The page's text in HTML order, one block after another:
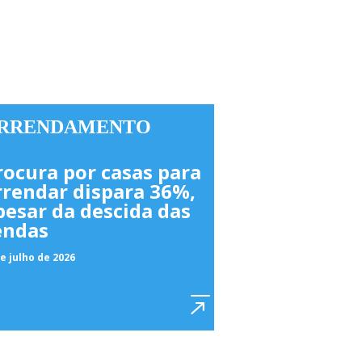
por casas para
dispara 36%,
da descida das
julho de 2026